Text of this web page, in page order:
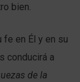
bien.
fe en Él y en su
conducirá a
de la